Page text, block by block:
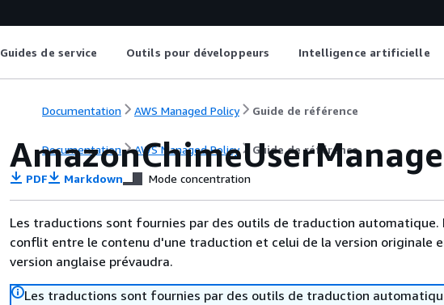
Guides de service Outils pour développeurs Intelligence artificielle
Documentation AWS Managed Policy Guide de référence
Documentation AWS Managed Policy Guide de référence
PDF Markdown Mode concentration
Les traductions sont fournies par des outils de traduction automatique.
conflit entre le contenu d'une traduction et celui de la version originale
version anglaise prévaudra.
Les traductions sont fournies par des outils de traduction